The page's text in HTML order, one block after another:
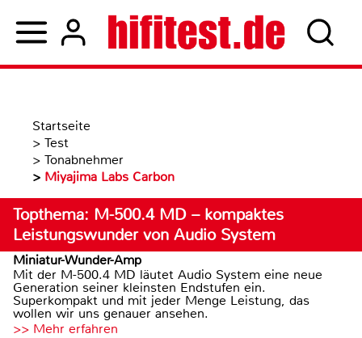
Startseite
> Test
> Tonabnehmer
> Miyajima Labs Carbon
Topthema: M-500.4 MD – kompaktes
Leistungswunder von Audio System
Miniatur-Wunder-Amp
Mit der M-500.4 MD läutet Audio System eine neue
Generation seiner kleinsten Endstufen ein.
Superkompakt und mit jeder Menge Leistung, das
wollen wir uns genauer ansehen.
>> Mehr erfahren